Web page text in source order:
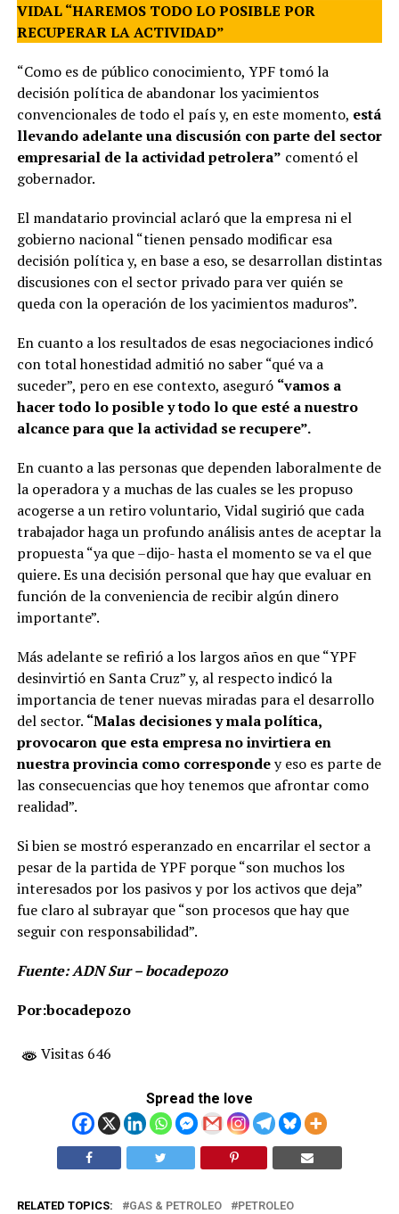
VIDAL “HAREMOS TODO LO POSIBLE POR
RECUPERAR LA ACTIVIDAD”
“Como es de público conocimiento, YPF tomó la
decisión política de abandonar los yacimientos
convencionales de todo el país y, en este momento, está
llevando adelante una discusión con parte del sector
empresarial de la actividad petrolera” comentó el
gobernador.
El mandatario provincial aclaró que la empresa ni el
gobierno nacional “tienen pensado modificar esa
decisión política y, en base a eso, se desarrollan distintas
discusiones con el sector privado para ver quién se
queda con la operación de los yacimientos maduros”.
En cuanto a los resultados de esas negociaciones indicó
con total honestidad admitió no saber “qué va a
suceder”, pero en ese contexto, aseguró “vamos a
hacer todo lo posible y todo lo que esté a nuestro
alcance para que la actividad se recupere”.
En cuanto a las personas que dependen laboralmente de
la operadora y a muchas de las cuales se les propuso
acogerse a un retiro voluntario, Vidal sugirió que cada
trabajador haga un profundo análisis antes de aceptar la
propuesta “ya que –dijo- hasta el momento se va el que
quiere. Es una decisión personal que hay que evaluar en
función de la conveniencia de recibir algún dinero
importante”.
Más adelante se refirió a los largos años en que “YPF
desinvirtió en Santa Cruz” y, al respecto indicó la
importancia de tener nuevas miradas para el desarrollo
del sector. “Malas decisiones y mala política,
provocaron que esta empresa no invirtiera en
nuestra provincia como correspondey eso es parte de
las consecuencias que hoy tenemos que afrontar como
realidad”.
Si bien se mostró esperanzado en encarrilar el sector a
pesar de la partida de YPF porque “son muchos los
interesados por los pasivos y por los activos que deja”
fue claro al subrayar que “son procesos que hay que
seguir con responsabilidad”.
Fuente: ADN Sur – bocadepozo
Por:bocadepozo
Visitas 646
Spread the love
RELATED TOPICS: GAS & PETROLEO PETROLEO